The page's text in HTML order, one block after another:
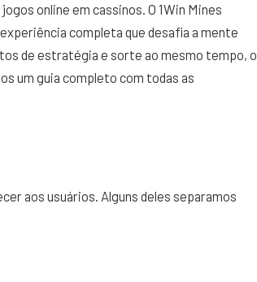
online em cassinos. O 1Win Mines
completa que desafia a mente
de estratégia e sorte ao mesmo tempo, o
um guia completo com todas as
aos usuários. Alguns deles separamos